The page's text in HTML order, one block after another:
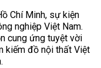
Chí Minh, sự kiện
nghiệp Việt Nam.
cung ứng tuyệt vời
kiếm đồ nội thất Việt